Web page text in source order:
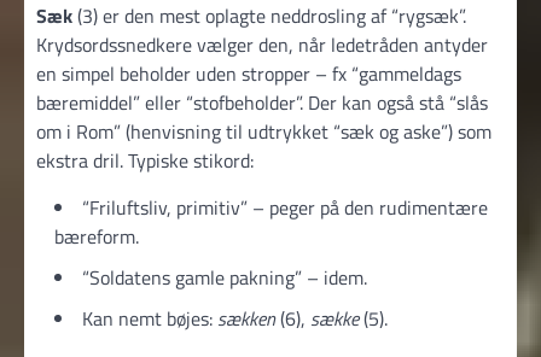
Sæk(3) er den mest oplagte neddrosling af “rygsæk”.
Krydsordssnedkere vælger den, når ledetråden antyder
en simpel beholder uden stropper – fx “gammeldags
bæremiddel” eller “stofbeholder”. Der kan også stå “slås
om i Rom” (henvisning til udtrykket “sæk og aske”) som
ekstra dril. Typiske stikord:
“Friluftsliv, primitiv” – peger på den rudimentære
bæreform.
“Soldatens gamle pakning” – idem.
Kan nemt bøjes: sækken(6), sække(5).